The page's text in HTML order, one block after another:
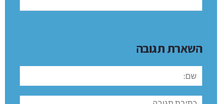
השארת תגובה
שם:
תגובה